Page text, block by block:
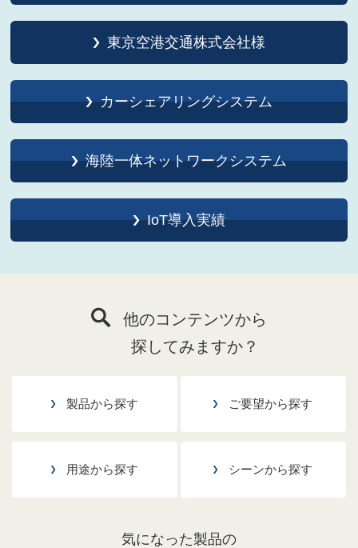
東京空港交通株式会社様
カーシェアリングシステム
海陸一体ネットワークシステム
IoT導入実績
他のコンテンツから
探してみますか？
製品から探す ご要望から探す
用途から探す シーンから探す
気になった製品の